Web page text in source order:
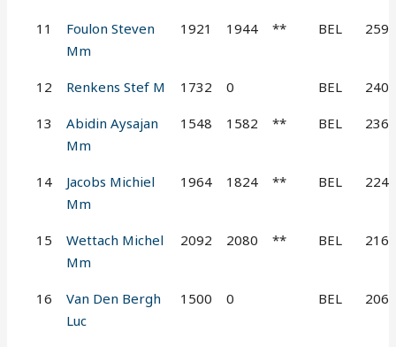
11
Foulon Steven
Mm
1921 1944 ** BEL 259
12 Renkens Stef M 1732 0 BEL 240
13
Abidin Aysajan
Mm
1548 1582 ** BEL 236
14
Jacobs Michiel
Mm
1964 1824 ** BEL 224
15
Wettach Michel
Mm
2092 2080 ** BEL 216
16
Van Den Bergh
Luc
1500 0 BEL 206